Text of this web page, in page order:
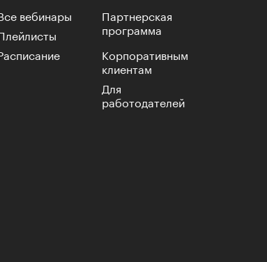
вебинары
Партнерская
программа
Корпоративным
клиентам
Для
работодателей